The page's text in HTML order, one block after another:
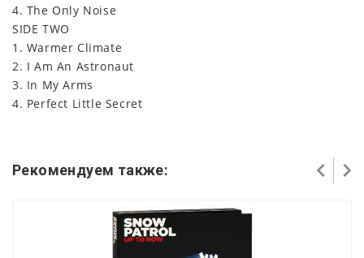
4. The Only Noise
SIDE TWO
1. Warmer Climate
2. I Am An Astronaut
3. In My Arms
4. Perfect Little Secret
Рекомендуем также: